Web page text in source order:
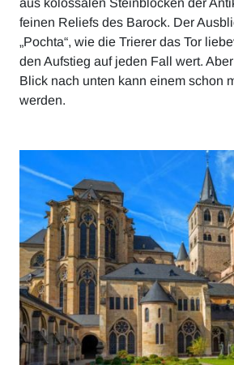
aus kolossalen Steinblöcken der
feinen Reliefs des Barock. Der
„Pochta“, wie die Trierer das Tor
den Aufstieg auf jeden Fall wert.
Blick nach unten kann einem schon
werden.